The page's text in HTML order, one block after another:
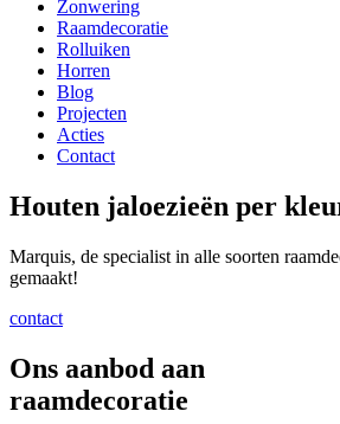
Zonwering
Raamdecoratie
Rolluiken
Horren
Blog
Projecten
Acties
Contact
Houten jaloezieën per
Marquis, de specialist in alle soorten
gemaakt!
contact
Ons aanbod aan
raamdecoratie